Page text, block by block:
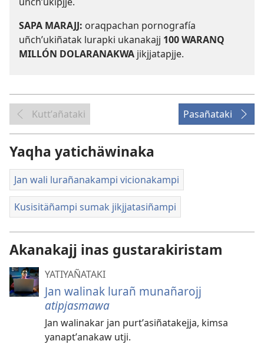
SAPA MARAJJ: oraqpachan pornografía
uñchʼukiñatak lurapki ukanakajj 100 WARANQ
MILLÓN DOLARANAKWA jikjjatapjje.
Kuttʼañataki Pasañataki
Yaqha yatichäwinaka
Jan wali lurañanakampi vicionakampi
Kusisitäñampi sumak jikjjatasiñampi
Akanakajj inas gustarakiristam
YATIYAÑATAKI
Jan walinak lurañ munañarojj
atipjasmawa
Jan walinakar jan purtʼasiñatakejja, kimsa
yanaptʼanakaw utji.